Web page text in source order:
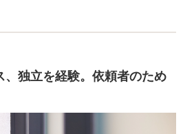
、独立を経験。依頼者のため